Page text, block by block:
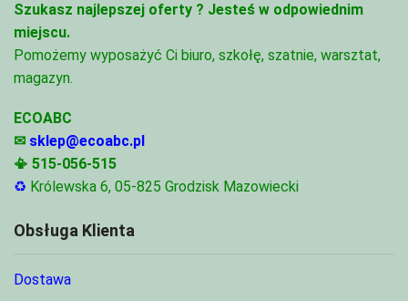
Szukasz najlepszej oferty ? Jesteś w odpowiednim
miejscu.
Pomożemy wyposażyć Ci biuro, szkołę, szatnie, warsztat,
magazyn.
ECOABC
✉ sklep@ecoabc.pl
📳 515-056-515
♻ Królewska 6, 05-825 Grodzisk Mazowiecki
Obsługa Klienta
Dostawa